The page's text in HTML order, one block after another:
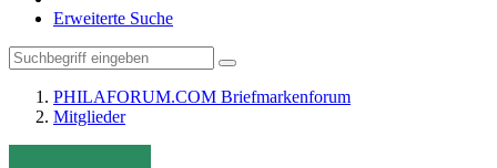
Erweiterte Suche
PHILAFORUM.COM Briefmarkenforum
Mitglieder